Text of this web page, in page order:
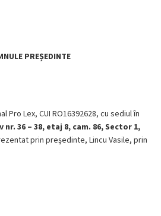
PREȘEDINTE
Pro Lex, CUI RO16392628, cu sediul în
36 – 38, etaj 8, cam. 86, Sector 1,
prin preşedinte, Lincu Vasile, prin